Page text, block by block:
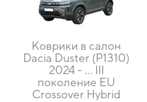
Коврики в салон
Dacia Duster (P1310)
2024 - ... III
поколение EU
Crossover Hybrid